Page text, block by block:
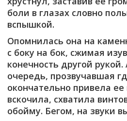
боли в глазах словно
вспышкой.
Опомнилась она на
с боку на бок, сжимая
конечность другой
очередь, прозвучавшая
окончательно привела ее
вскочила, схватила
обойму. Бегом, на звуки